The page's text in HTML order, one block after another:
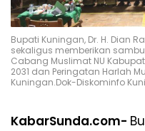
Bupati Kuningan, Dr. H. Dian
sekaligus memberikan
Cabang Muslimat NU
2031 dan Peringatan Harlah
Kuningan.Dok-Diskominfo
KabarSunda.com-